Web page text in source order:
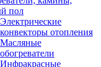
пол
Электрические
конвекторы отопления
Масляные
обогреватели
Инфракрасные